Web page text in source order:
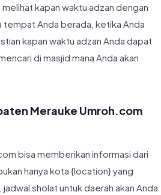
kapan waktu adzan dengan
tempat Anda berada, ketika Anda
kapan waktu adzan Anda dapat
di masjid mana Anda akan
Merauke Umroh.com
bisa memberikan informasi dari
hanya kota {location} yang
sholat untuk daerah akan Anda